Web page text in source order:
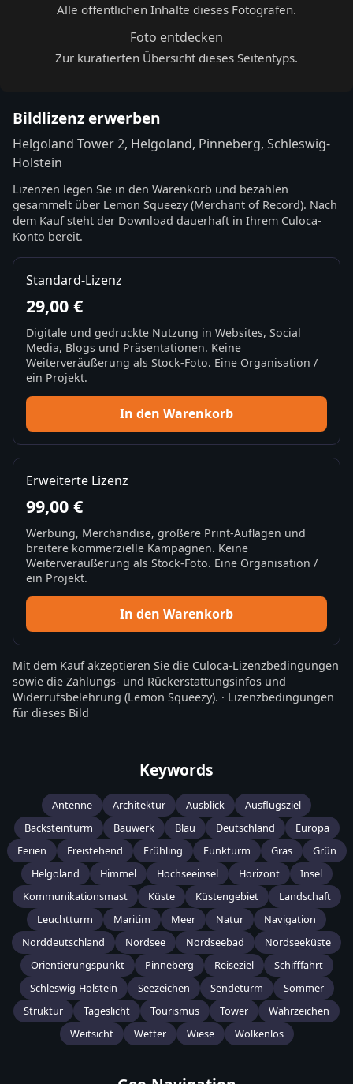
Alle öffentlichen Inhalte dieses Fotografen.
Foto entdecken
Zur kuratierten Übersicht dieses Seitentyps.
Bildlizenz erwerben
Helgoland Tower 2, Helgoland, Pinneberg, Schleswig-
Holstein
Lizenzen legen Sie in den Warenkorb und bezahlen
gesammelt über Lemon Squeezy (Merchant of Record). Nach
dem Kauf steht der Download dauerhaft in Ihrem Culoca-
Konto bereit.
Standard-Lizenz
29,00 €
Digitale und gedruckte Nutzung in Websites, Social
Media, Blogs und Präsentationen. Keine
Weiterveräußerung als Stock-Foto. Eine Organisation /
ein Projekt.
In den Warenkorb
Erweiterte Lizenz
99,00 €
Werbung, Merchandise, größere Print-Auflagen und
breitere kommerzielle Kampagnen. Keine
Weiterveräußerung als Stock-Foto. Eine Organisation /
ein Projekt.
In den Warenkorb
Mit dem Kauf akzeptieren Sie die Culoca-Lizenzbedingungen
sowie die Zahlungs- und Rückerstattungsinfos und
Widerrufsbelehrung (Lemon Squeezy). · Lizenzbedingungen
für dieses Bild
Keywords
Antenne Architektur Ausblick
Ausflugsziel
Backsteinturm
Bauwerk Blau Deutschland
Europa
Ferien
Freistehend Frühling Funkturm Gras
Grün
Helgoland
Himmel Hochseeinsel Horizont
Insel
Kommunikationsmast
Küste Küstengebiet
Landschaft
Leuchtturm
Maritim Meer Natur
Navigation
Norddeutschland
Nordsee Nordseebad
Nordseeküste
Orientierungspunkt
Pinneberg Reiseziel
Schifffahrt
Schleswig-Holstein
Seezeichen Sendeturm
Sommer
Struktur
Tageslicht Tourismus Tower
Wahrzeichen
Weitsicht
Wetter Wiese Wolkenlos